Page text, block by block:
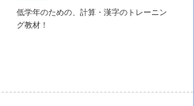
低学年のための、計算・漢字のトレーニン
グ教材！